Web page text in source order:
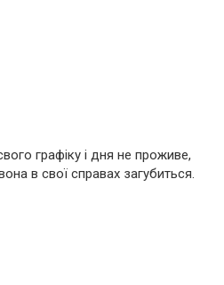
графіку і дня не проживе,
в свої справах загубиться.